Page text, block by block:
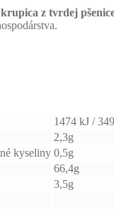
z tvrdej
1474 kJ /
2,3g
kyseliny 0,5g
66,4g
3,5g